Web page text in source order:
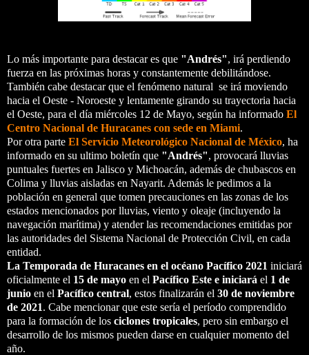
Lo más importante para destacar es que "Andrés", irá perdiendo
fuerza en las próximas horas y constantemente debilitándose.
También cabe destacar que el fenómeno natural se irá moviendo
hacia el Oeste - Noroeste y lentamente girando su trayectoria hacia
el Oeste, para el día miércoles 12 de Mayo, según ha informado El
Centro Nacional de Huracanes con sede en Miami.
Por otra parte El Servicio Meteorológico Nacional de México, ha
informado en su ultimo boletín que "Andrés", provocará lluvias
puntuales fuertes en Jalisco y Michoacán, además de chubascos en
Colima y lluvias aisladas en Nayarit. Además le pedimos a la
población en general que tomen precauciones en las zonas de los
estados mencionados por lluvias, viento y oleaje (incluyendo la
navegación marítima) y atender las recomendaciones emitidas por
las autoridades del Sistema Nacional de Protección Civil, en cada
entidad.
La Temporada de Huracanes en el océano Pacífico 2021 iniciará
oficialmente el 15 de mayo en el Pacífico Este e iniciará el 1 de
junio en el Pacífico central, estos finalizarán el 30 de noviembre
de 2021. Cabe mencionar que este sería el período comprendido
para la formación de los ciclones tropicales, pero sin embargo el
desarrollo de los mismos pueden darse en cualquier momento del
año.